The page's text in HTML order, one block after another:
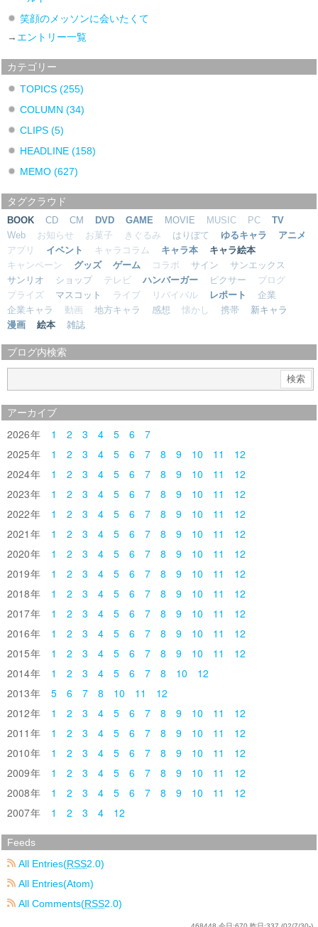
笑顔のメッソンに会いたくて
→ エントリー一覧
カテゴリー
TOPICS (255)
COLUMN (34)
CLIPS (5)
HEADLINE (158)
MEMO (627)
タグクラウド
BOOK CD CM DVD GAME MOVIE MUSIC PC
TV
Web
お知らせ お菓子 きぐるみ はりぼて ゆるキャラ
アニメ
アプリ
イベント キャラコラム キャラ本
キャラ絵本
キャンペーン
グッズ ゲーム コラボ サイン
サンエックス
サンリオ
ショップ テレビ ハンバーガー ピクサー
ブログ
プライズ
マスコット ライブ リバイバル レポート
企業
企業キャラ
動画 地方キャラ 感想 懐かし 携帯
新キャラ
漫画
絵本 雑誌
ブログ内検索
アーカイブ
2026 1 2 3 4 5 6
7
2025
1 2 3 4 5 6 7 8 9 10 11
12
2024
1 2 3 4 5 6 7 8 9 10 11
12
2023
1 2 3 4 5 6 7 8 9 10 11
12
2022
1 2 3 4 5 6 7 8 9 10 11
12
2021
1 2 3 4 5 6 7 8 9 10 11
12
2020
1 2 3 4 5 6 7 8 9 10 11
12
2019
1 2 3 4 5 6 7 8 9 10 11
12
2018
1 2 3 4 5 6 7 8 9 10 11
12
2017
1 2 3 4 5 6 7 8 9 10 11
12
2016
1 2 3 4 5 6 7 8 9 10 11
12
2015
1 2 3 4 5 6 7 8 9 10 11
12
2014
1 2 3 4 5 6 7 8 10
12
2013
5 6 7 8 10 11
12
2012
1 2 3 4 5 6 7 8 9 10 11
12
2011
1 2 3 4 5 6 7 8 9 10 11
12
2010
1 2 3 4 5 6 7 8 9 10 11
12
2009
1 2 3 4 5 6 7 8 9 10 11
12
2008
1 2 3 4 5 6 7 8 9 10 11
12
2007
1 2 3 4 12
Feeds
All Entries(RSS2.0)
All Entries(Atom)
All Comments(RSS2.0)